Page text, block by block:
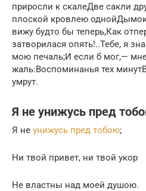
приросли к скалеДве сакли
плоской кровлею однойДымок
вижу будто бы теперь,Как
затворилася опять!..Тебе, я
мою печаль;И если б мог,—
жаль:Воспоминанья тех
умрут.
Я не унижусь пред
Я не унижусь пред тобою;
Ни твой привет, ни твой укор
Не властны над моей душою.